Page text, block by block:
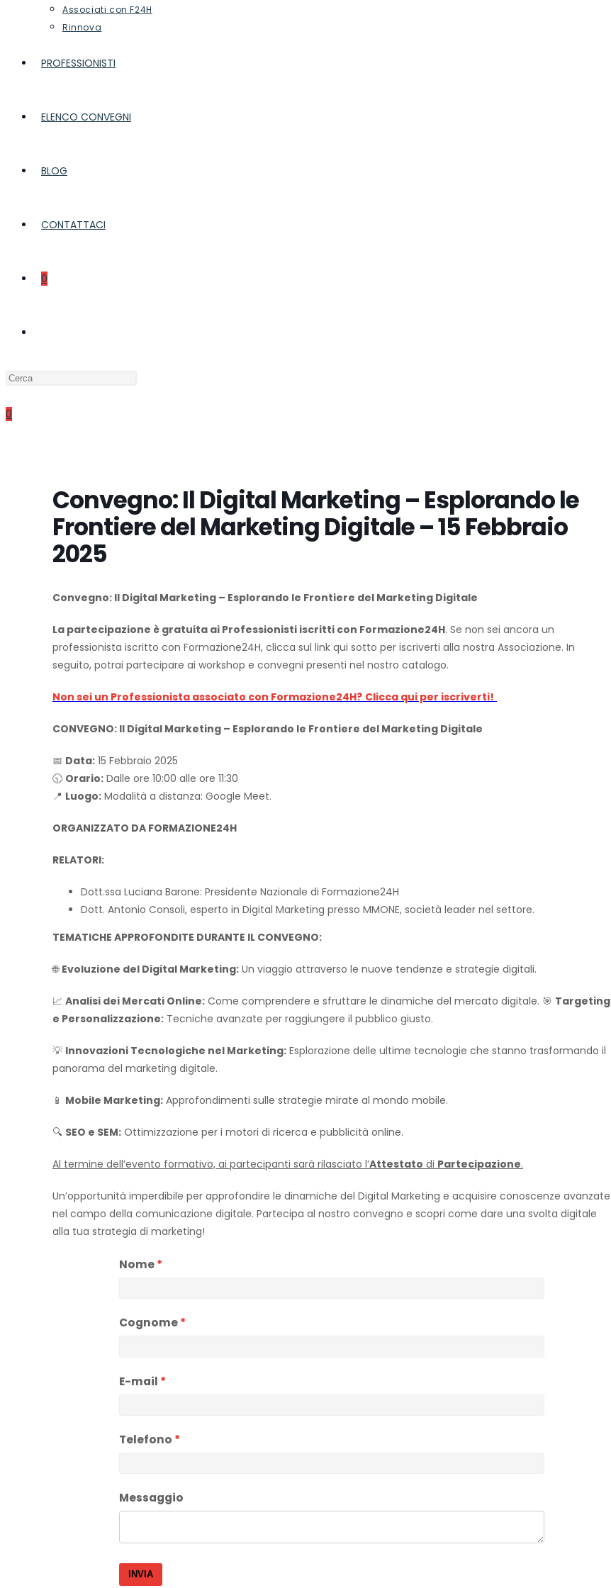
Associati con F24H
Rinnova
PROFESSIONISTI
ELENCO CONVEGNI
BLOG
CONTATTACI
0
SUL
SITO
WEB
0
Convegno: Il Digital Marketing – Esplorando le
Frontiere del Marketing Digitale – 15 Febbraio
2025
Convegno: Il Digital Marketing – Esplorando le Frontiere del Marketing Digitale
La partecipazione è gratuita ai Professionisti iscritti con Formazione24H. Se non sei ancora un
professionista iscritto con Formazione24H, clicca sul link qui sotto per iscriverti alla nostra Associazione. In
seguito, potrai partecipare ai workshop e convegni presenti nel nostro catalogo.
Non sei un Professionista associato con Formazione24H? Clicca qui per iscriverti!
CONVEGNO: Il Digital Marketing – Esplorando le Frontiere del Marketing Digitale
📅 Data: 15 Febbraio 2025
🕤 Orario: Dalle ore 10:00 alle ore 11:30
📍 Luogo: Modalità a distanza: Google Meet.
ORGANIZZATO DA FORMAZIONE24H
RELATORI:
Dott.ssa Luciana Barone: Presidente Nazionale di Formazione24H
Dott. Antonio Consoli, esperto in Digital Marketing presso MMONE, società leader nel settore.
TEMATICHE APPROFONDITE DURANTE IL CONVEGNO:
🌐 Evoluzione del Digital Marketing: Un viaggio attraverso le nuove tendenze e strategie digitali.
📈 Analisi dei Mercati Online: Come comprendere e sfruttare le dinamiche del mercato digitale. 🎯 Targeting
e Personalizzazione: Tecniche avanzate per raggiungere il pubblico giusto.
💡 Innovazioni Tecnologiche nel Marketing: Esplorazione delle ultime tecnologie che stanno trasformando il
panorama del marketing digitale.
📱 Mobile Marketing: Approfondimenti sulle strategie mirate al mondo mobile.
🔍 SEO e SEM: Ottimizzazione per i motori di ricerca e pubblicità online.
Al termine dell’evento formativo, ai partecipanti sarà rilasciato l’Attestato di Partecipazione.
Un’opportunità imperdibile per approfondire le dinamiche del Digital Marketing e acquisire conoscenze avanzate
nel campo della comunicazione digitale. Partecipa al nostro convegno e scopri come dare una svolta digitale
alla tua strategia di marketing!
Nome
Cognome
E-mail
Telefono
Messaggio
INVIA